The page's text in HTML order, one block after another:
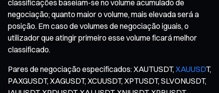
classificações baseiam-se no volume acumulado de
negociação; quanto maior o volume, mais elevada será a
posição. Em caso de volumes de negociação iguais, o
utilizador que atingir primeiro esse volume ficará melhor
classificado.
Pares de negociação especificados: XAUTUSDT, XAUUSDT,
PAXGUSDT, XAGUSDT, XCUUSDT, XPTUSDT, SLVONUSDT,